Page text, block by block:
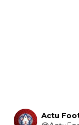
Actu